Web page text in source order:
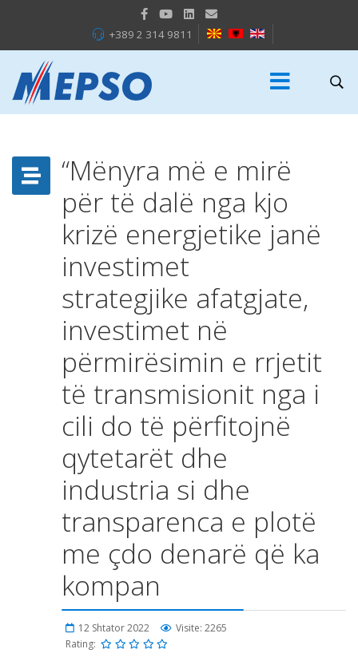
+389 2 314 9811
“Mënyra më e mirë
për të dalë nga kjo
krizë energjetike janë
investimet
strategjike afatgjate,
investimet në
përmirësimin e rrjetit
të transmisionit nga i
cili do të përfitojnë
qytetarët dhe
industria si dhe
transparenca e plotë
me çdo denarë që ka
kompan
12 Shtator 2022
Visite: 2265
Rating: